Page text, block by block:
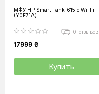
МФУ HP Smart Tank 615 c Wi-Fi
(Y0F71A)
0 отзывов
17999 ₴
Купить